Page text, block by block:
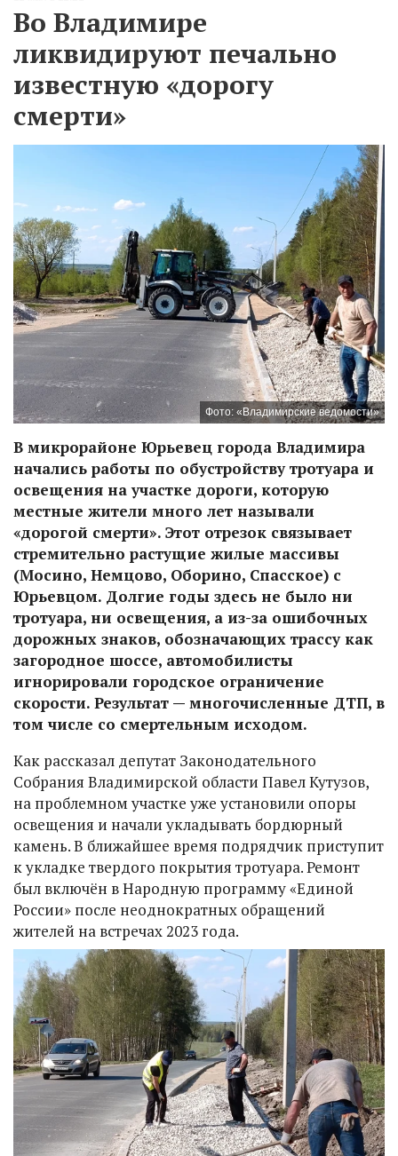
Во Владимире
ликвидируют печально
известную «дорогу
смерти»
Фото: «Владимирские ведомости»
В микрорайоне Юрьевец города Владимира
начались работы по обустройству тротуара и
освещения на участке дороги, которую
местные жители много лет называли
«дорогой смерти». Этот отрезок связывает
стремительно растущие жилые массивы
(Мосино, Немцово, Оборино, Спасское) с
Юрьевцом. Долгие годы здесь не было ни
тротуара, ни освещения, а из-за ошибочных
дорожных знаков, обозначающих трассу как
загородное шоссе, автомобилисты
игнорировали городское ограничение
скорости. Результат — многочисленные ДТП, в
том числе со смертельным исходом.
Как рассказал депутат Законодательного
Собрания Владимирской области Павел Кутузов,
на проблемном участке уже установили опоры
освещения и начали укладывать бордюрный
камень. В ближайшее время подрядчик приступит
к укладке твердого покрытия тротуара. Ремонт
был включён в Народную программу «Единой
России» после неоднократных обращений
жителей на встречах 2023 года.